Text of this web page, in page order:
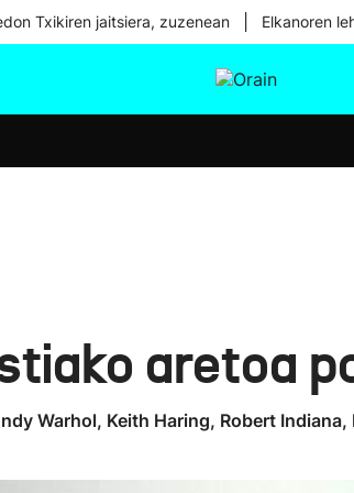
Txikiren jaitsiera, zuzenean Elkanoren
aretoa
Warhol, Keith Haring, Robert